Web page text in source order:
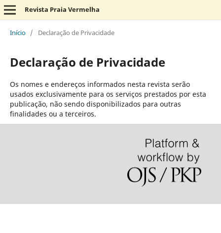
Revista Praia Vermelha
Início / Declaração de Privacidade
Declaração de Privacidade
Os nomes e endereços informados nesta revista serão
usados exclusivamente para os serviços prestados por esta
publicação, não sendo disponibilizados para outras
finalidades ou a terceiros.